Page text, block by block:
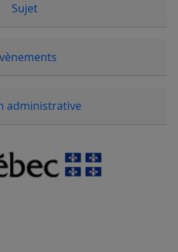
Sujet
administrative